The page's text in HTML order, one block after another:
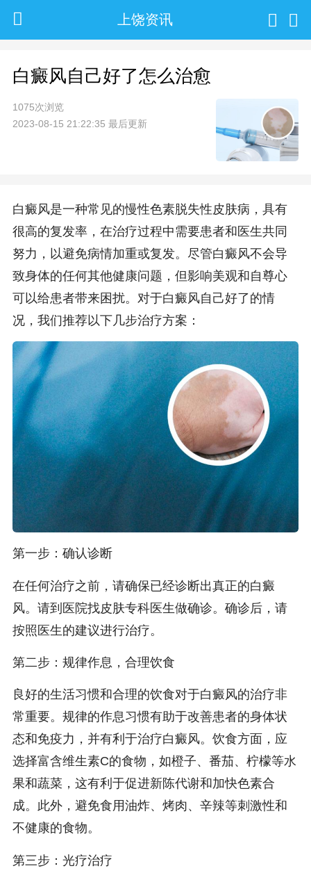
上饶资讯
白癜风自己好了怎么治愈
1075次浏览
2023-08-15 21:22:35 最后更新
白癜风是一种常见的慢性色素脱失性皮肤病，具有
很高的复发率，在治疗过程中需要患者和医生共同
努力，以避免病情加重或复发。尽管白癜风不会导
致身体的任何其他健康问题，但影响美观和自尊心
可以给患者带来困扰。对于白癜风自己好了的情
况，我们推荐以下几步治疗方案：
第一步：确认诊断
在任何治疗之前，请确保已经诊断出真正的白癜
风。请到医院找皮肤专科医生做确诊。确诊后，请
按照医生的建议进行治疗。
第二步：规律作息，合理饮食
良好的生活习惯和合理的饮食对于白癜风的治疗非
常重要。规律的作息习惯有助于改善患者的身体状
态和免疫力，并有利于治疗白癜风。饮食方面，应
选择富含维生素C的食物，如橙子、番茄、柠檬等水
果和蔬菜，这有利于促进新陈代谢和加快色素合
成。此外，避免食用油炸、烤肉、辛辣等刺激性和
不健康的食物。
第三步：光疗治疗